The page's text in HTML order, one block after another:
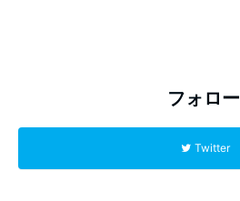
フォロー
Twitter